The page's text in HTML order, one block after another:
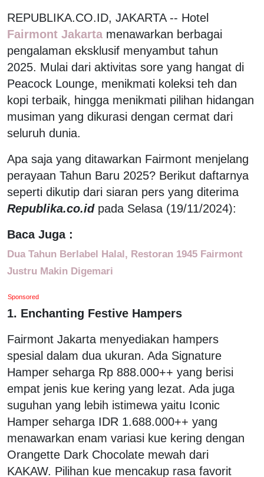
REPUBLIKA.CO.ID, JAKARTA -- Hotel
Fairmont Jakarta menawarkan berbagai
pengalaman eksklusif menyambut tahun
2025. Mulai dari aktivitas sore yang hangat di
Peacock Lounge, menikmati koleksi teh dan
kopi terbaik, hingga menikmati pilihan hidangan
musiman yang dikurasi dengan cermat dari
seluruh dunia.
Apa saja yang ditawarkan Fairmont menjelang
perayaan Tahun Baru 2025? Berikut daftarnya
seperti dikutip dari siaran pers yang diterima
Republika.co.idpada Selasa (19/11/2024):
Baca Juga :
Dua Tahun Berlabel Halal, Restoran 1945 Fairmont
Justru Makin Digemari
Sponsored
1. Enchanting Festive Hampers
Fairmont Jakarta menyediakan hampers
spesial dalam dua ukuran. Ada Signature
Hamper seharga Rp 888.000++ yang berisi
empat jenis kue kering yang lezat. Ada juga
suguhan yang lebih istimewa yaitu Iconic
Hamper seharga IDR 1.688.000++ yang
menawarkan enam variasi kue kering dengan
Orangette Dark Chocolate mewah dari
KAKAW. Pilihan kue mencakup rasa favorit